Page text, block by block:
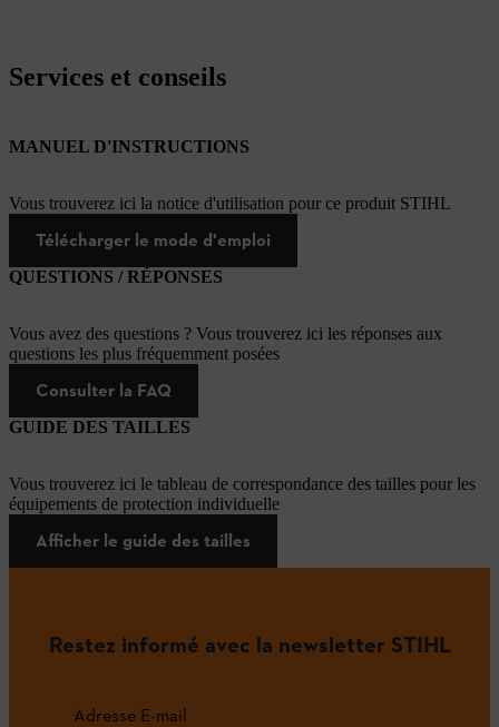
Services et conseils
MANUEL D'INSTRUCTIONS
Vous trouverez ici la notice d'utilisation pour ce produit STIHL
Télécharger le mode d'emploi
QUESTIONS / RÉPONSES
Vous avez des questions ? Vous trouverez ici les réponses aux
questions les plus fréquemment posées
Consulter la FAQ
GUIDE DES TAILLES
Vous trouverez ici le tableau de correspondance des tailles pour les
équipements de protection individuelle
Afficher le guide des tailles
Restez informé avec la newsletter STIHL
Adresse E-mail